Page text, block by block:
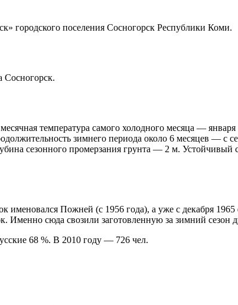
городского поселения Сосногорск Республики Коми.
Сосногорск.
температура самого холодного месяца —
зимнего периода около 6 месяцев — с
сезонного промерзания грунта — 2 м. Устойчивый
именовался Пожней (с 1956 года), а уже с декабря
сюда свозили заготовленную за зимний сезон
68 %. В 2010 году — 726 чел.